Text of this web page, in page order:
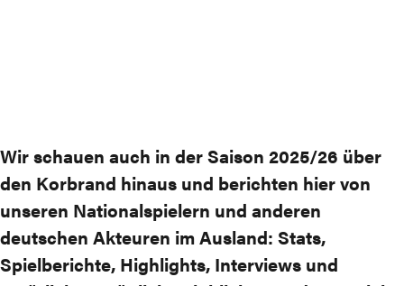
Wir schauen auch in der Saison 2025/26 über
den Korbrand hinaus und berichten hier von
unseren Nationalspielern und anderen
deutschen Akteuren im Ausland: Stats,
Spielberichte, Highlights, Interviews und